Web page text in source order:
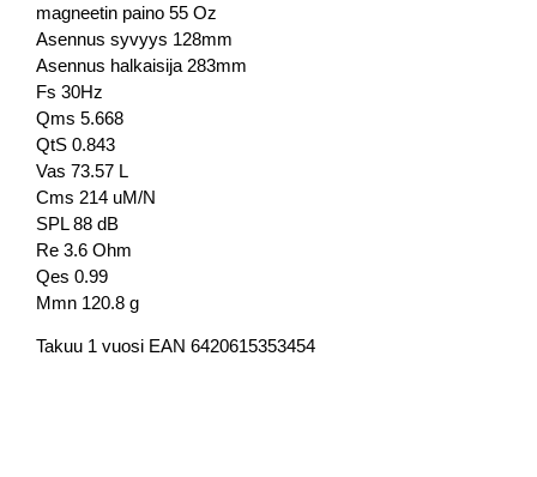
magneetin paino 55 Oz
Asennus syvyys 128mm
Asennus halkaisija 283mm
Fs 30Hz
Qms 5.668
QtS 0.843
Vas 73.57 L
Cms 214 uM/N
SPL 88 dB
Re 3.6 Ohm
Qes 0.99
Mmn 120.8 g
Takuu 1 vuosi EAN 6420615353454